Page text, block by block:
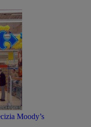
Moody’s